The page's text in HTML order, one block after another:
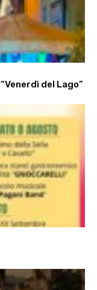
del Lago”